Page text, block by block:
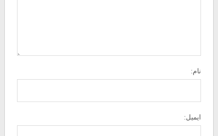
نام:
ایمیل: